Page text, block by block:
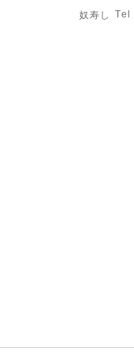
奴寿し Tel